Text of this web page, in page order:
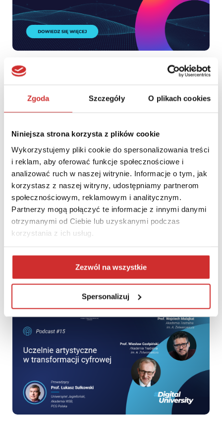
Zgoda Szczegóły O plikach cookies
Niniejsza strona korzysta z plików cookie
Wykorzystujemy pliki cookie do spersonalizowania treści
i reklam, aby oferować funkcje społecznościowe i
analizować ruch w naszej witrynie. Informacje o tym, jak
korzystasz z naszej witryny, udostępniamy partnerom
społecznościowym, reklamowym i analitycznym.
Partnerzy mogą połączyć te informacje z innymi danymi
otrzymanymi od Ciebie lub uzyskanymi podczas
korzystania z ich usług.
Zezwól na wszystkie
Spersonalizuj
PCG Academia rozpoczyna współpracę strategiczną z firmą
Onex Group
Konferencji Stowarzyszenia „PRom”